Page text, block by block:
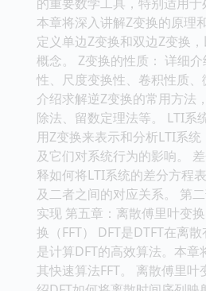
本章将深入讲解Z变换的原理
定义单边Z变换和双边Z变换
概念。 Z变换的性质： 详细
性、尺度变换性、卷积性质、
介绍求解逆Z变换的常用方法
除法、留数定理法等。 LTI系
用Z变换来表示和分析LTI系
及它们对系统行为的影响。
释如何将LTI系统的差分方程
及二者之间的对应关系。 第
实现 第五章：离散傅里叶变
换（FFT） DFT是DTFT在离
是计算DFT的高效算法。本章
其快速算法FFT。 离散傅里